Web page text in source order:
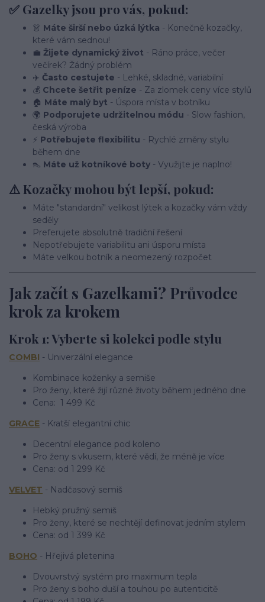
✅ Gazelky jsou pro vás, pokud:
👗 Máte širší nebo úzká lýtka - Konečně kozačky,
které vám sednou!
💼 Žijete dynamický život - Ráno práce, večer
večírek? Žádný problém
✈️ Často cestujete - Lehké, skladné, variabilní
💰 Chcete šetřit peníze - Za zlomek ceny více stylů
🏠 Máte malý byt - Úspora místa v botníku
🌍 Podporujete udržitelnou módu - Slow fashion,
česká výroba
⚡ Potřebujete flexibilitu - Rychlé změny stylu
během dne
👠 Máte už kotníkové boty - Využijte je naplno!
⚠️ Kozačky mohou být lepší, pokud:
Máte "standardní" velikost lýtek a kozačky vám vždy
seděly
Preferujete absolutně tradiční řešení
Nepotřebujete variabilitu ani úsporu místa
Máte velkou botník a neomezený rozpočet
Jak začít s Gazelkami? Průvodce
krok za krokem
Krok 1: Vyberte si kolekci podle stylu
COMBI - Univerzální elegance
Kombinace koženky a semiše
Pro ženy, které žijí různé životy během jedného dne
Cena: 1 499 Kč
GRACE - Kratší elegantní chic
Decentní elegance pod koleno
Pro ženy s vkusem, které vědí, že méně je více
Cena: od 1 299 Kč
VELVET - Nadčasový semiš
Hebký pružný semiš
Pro ženy, které se nechtějí definovat jedním stylem
Cena: od 1 399 Kč
BOHO - Hřejivá pletenina
Dvouvrstvý systém pro maximum tepla
Pro ženy s boho duší a touhou po autenticitě